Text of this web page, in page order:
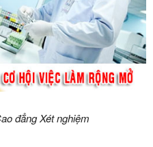
đẳng Xét nghiệm